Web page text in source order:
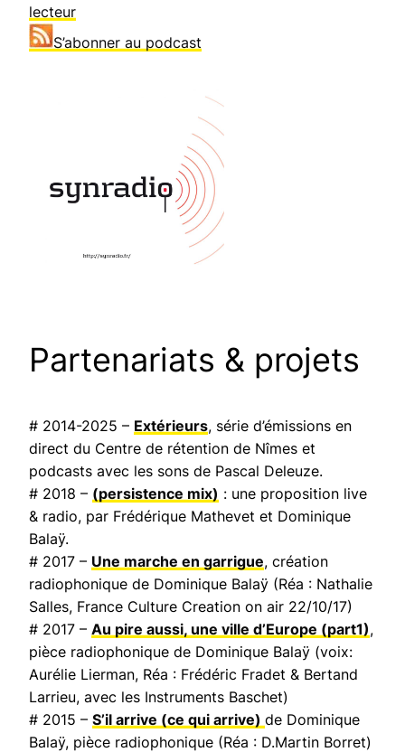
lecteur
S’abonner au podcast
Partenariats & projets
# 2014-2025 – Extérieurs, série d’émissions en
direct du Centre de rétention de Nîmes et
podcasts avec les sons de Pascal Deleuze.
# 2018 – (persistence mix) : une proposition live
& radio, par Frédérique Mathevet et Dominique
Balaÿ.
# 2017 – Une marche en garrigue, création
radiophonique de Dominique Balaÿ (Réa : Nathalie
Salles, France Culture Creation on air 22/10/17)
# 2017 – Au pire aussi, une ville d’Europe (part1),
pièce radiophonique de Dominique Balaÿ (voix:
Aurélie Lierman, Réa : Frédéric Fradet & Bertand
Larrieu, avec les Instruments Baschet)
# 2015 – S’il arrive (ce qui arrive) de Dominique
Balaÿ, pièce radiophonique (Réa : D.Martin Borret)